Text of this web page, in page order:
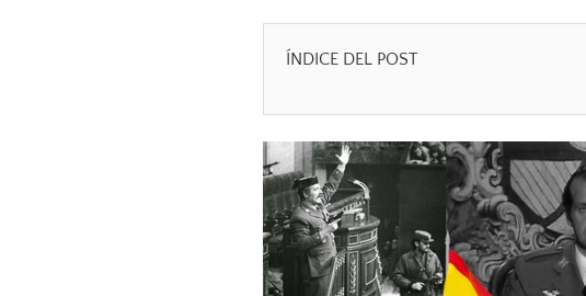
ÍNDICE DEL POST